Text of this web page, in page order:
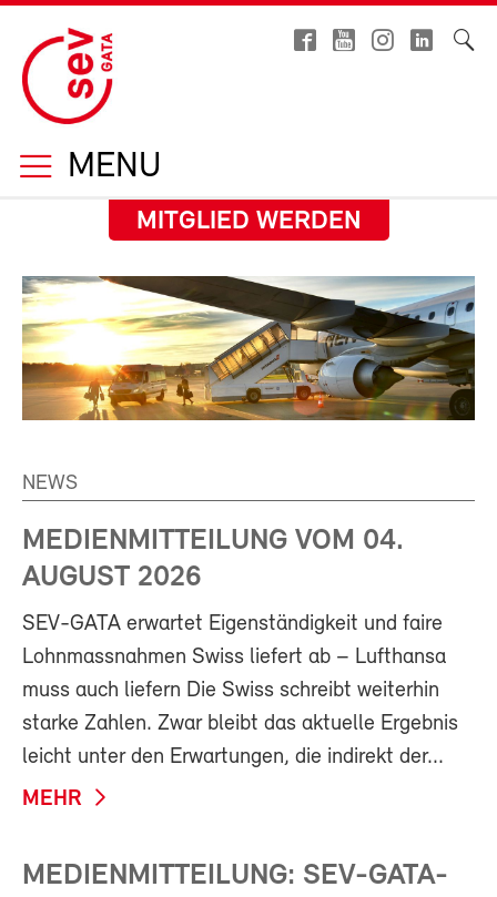
MENU
MITGLIED WERDEN
NEWS
MEDIENMITTEILUNG VOM 04.
AUGUST 2026
SEV-GATA erwartet Eigenständigkeit und faire
Lohnmassnahmen Swiss liefert ab – Lufthansa
muss auch liefern Die Swiss schreibt weiterhin
starke Zahlen. Zwar bleibt das aktuelle Ergebnis
leicht unter den Erwartungen, die indirekt der...
MEHR
MEDIENMITTEILUNG: SEV-GATA-